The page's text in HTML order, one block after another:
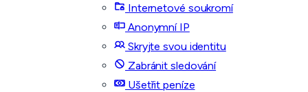
Internetové soukromí
Anonymní IP
Skryjte svou identitu
Zabránit sledování
Ušetřit peníze